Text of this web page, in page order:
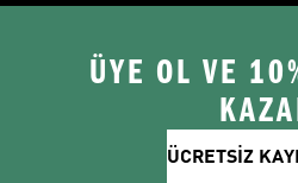
ÜYE OL VE
ÜCRETSİZ